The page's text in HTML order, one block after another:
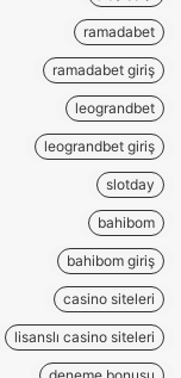
ramadabet
ramadabet giriş
leograndbet
leograndbet giriş
slotday
bahibom
bahibom giriş
casino siteleri
lisanslı casino siteleri